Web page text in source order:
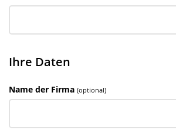
Ihre Daten
Name der Firma (optional)